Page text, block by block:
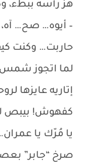
هز رأسه ببطء،
– أيوه… صح…
حاربت… وكنت
لما اتجوز شمس!
إتاريه عايزها
كفهوش! بيبص
يا مُرّك يا
صرخ “جابر”